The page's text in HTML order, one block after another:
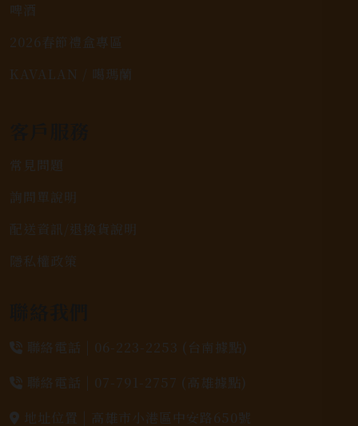
啤酒
2026春節禮盒專區
KAVALAN / 噶瑪蘭
常見問題
詢問單說明
配送資訊/退換貨說明
隱私權政策
聯絡電話 | 06-223-2253 (台南據點)
聯絡電話 | 07-791-2757 (高雄據點)
地址位置 | 高雄市小港區中安路650號